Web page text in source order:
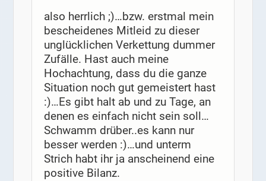
also herrlich ;)…bzw. erstmal mein
bescheidenes Mitleid zu dieser
unglücklichen Verkettung dummer
Zufälle. Hast auch meine
Hochachtung, dass du die ganze
Situation noch gut gemeistert hast
:)…Es gibt halt ab und zu Tage, an
denen es einfach nicht sein soll…
Schwamm drüber..es kann nur
besser werden :)…und unterm
Strich habt ihr ja anscheinend eine
positive Bilanz.